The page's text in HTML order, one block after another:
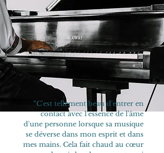
“C'est tellement beau d'entrer en
contact avec l'essence de l'âme
d'une personne lorsque sa musique
se déverse dans mon esprit et dans
mes mains. Cela fait chaud au cœur